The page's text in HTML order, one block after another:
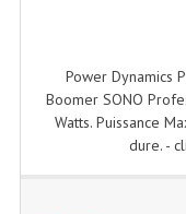
Power Dynamics
Boomer SONO
Watts. Puissance
dure. -